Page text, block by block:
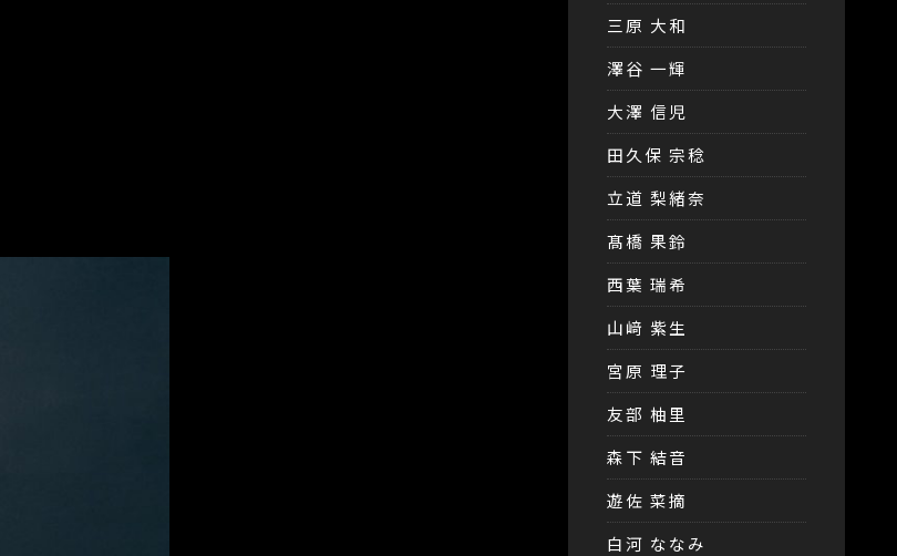
三原 大和
澤谷 一輝
大澤 信児
田久保 宗稔
立道 梨緒奈
髙橋 果鈴
西葉 瑞希
山﨑 紫生
宮原 理子
友部 柚里
森下 結音
遊佐 菜摘
白河 ななみ